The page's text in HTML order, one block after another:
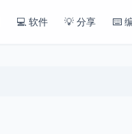
💻 软件 💡 分享 ⌨️